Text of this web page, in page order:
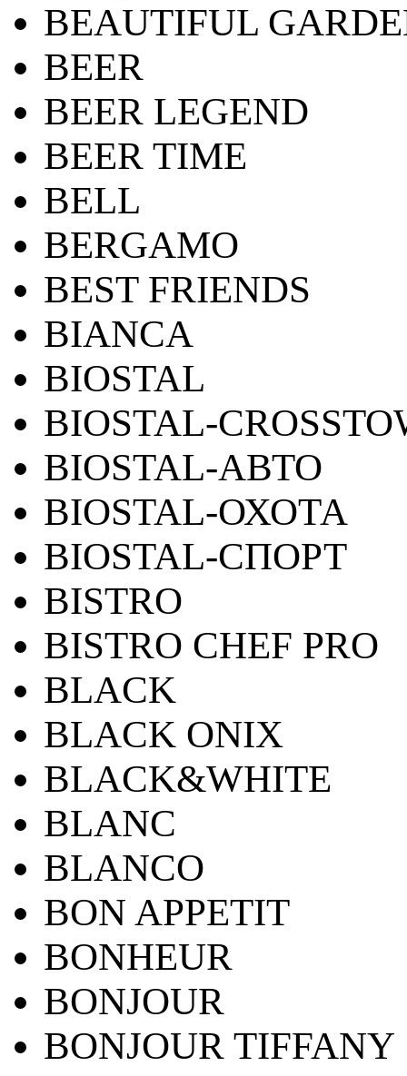
BEAUTIFUL
BEER
BEER LEGEND
BEER TIME
BELL
BERGAMO
BEST FRIENDS
BIANCA
BIOSTAL
BIOSTAL-
BIOSTAL-АВТО
BIOSTAL-ОХОТА
BIOSTAL-СПОРТ
BISTRO
BISTRO CHEF PRO
BLACK
BLACK ONIX
BLACK&WHITE
BLANC
BLANCO
BON APPETIT
BONHEUR
BONJOUR
BONJOUR TIFFANY